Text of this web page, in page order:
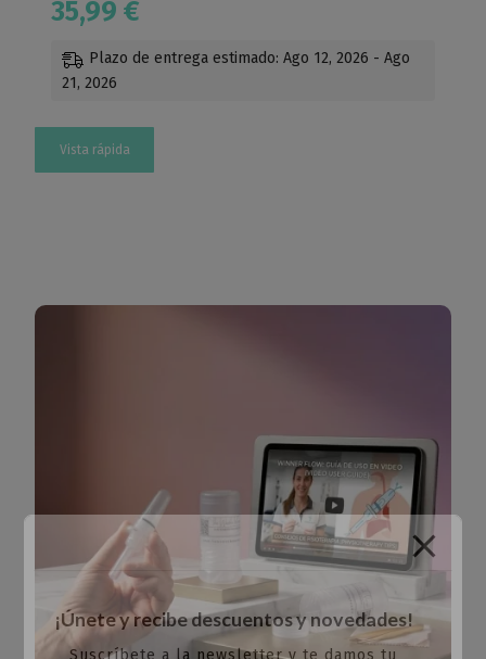
35,99€
Plazo de entrega estimado: Ago 12, 2026 - Ago
21, 2026
Vista rápida
¡Únete y recibe descuentos y novedades!
Suscríbete a la newsletter y te damos tu